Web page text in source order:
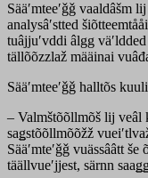
Sääʹmteeʹǧǧ vaaldâšm
analysâʹstted
tuâjjuʹvddi âlgg
tällõõzzlaž määinai
Sääʹmteeʹǧǧ halltõs
– Valmštõõllmõš lij veâl
saǥstõõllmõõžž
Sääʹmteʹǧǧ vuässââtt
täällvueʹjjest, särnn